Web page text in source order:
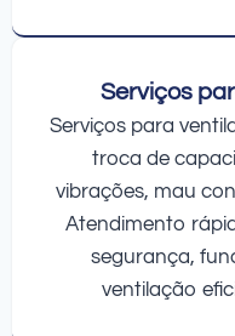
Serviços
Serviços para
troca de
vibrações, mau
Atendimento
segurança,
ventilação